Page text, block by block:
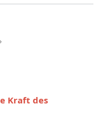
Kraft des